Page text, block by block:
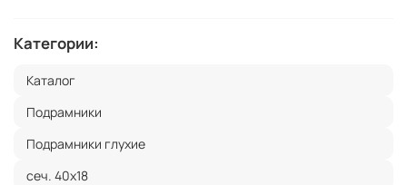
Категории:
Каталог
Подрамники
Подрамники глухие
сеч. 40х18